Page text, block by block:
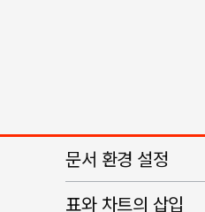
문서 환경 설정
표와 차트의 삽입